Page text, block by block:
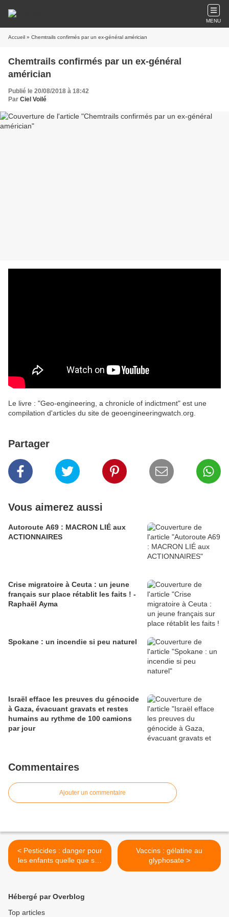
MENU
Accueil » Chemtrails confirmés par un ex-général américian
Chemtrails confirmés par un ex-général
américian
Publié le 20/08/2018 à 18:42
Par Ciel Voilé
Le livre : "Geo-engineering, a chronicle of indictment" est une
compilation d'articles du site de geoengineeringwatch.org.
Partager
Vous aimerez aussi
Autoroute A69 : MACRON LIÉ aux
ACTIONNAIRES
Crise migratoire à Ceuta : un jeune
français sur place rétablit les faits ! -
Raphaël Ayma
Spokane : un incendie si peu naturel
Israël efface les preuves du génocide
à Gaza, évacuant gravats et restes
humains au rythme de 100 camions
par jour
Commentaires
Ajouter un commentaire
< Pesticides : danger pour
les enfants quelle que soit
la dose
Vaccins : gélatine au
glyphosate >
Hébergé par Overblog
Top articles